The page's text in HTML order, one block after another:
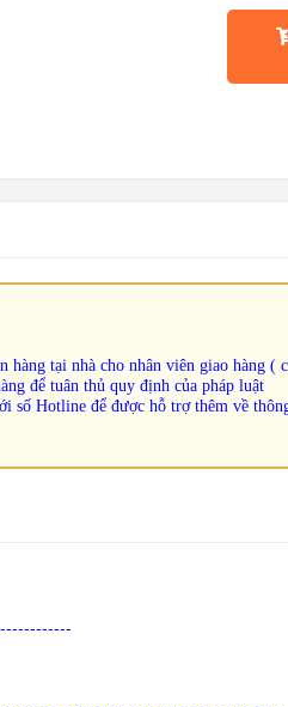
tại nhà cho nhân viên giao hàng (
để tuân thủ quy định của pháp luật
Hotline để được hỗ trợ thêm về